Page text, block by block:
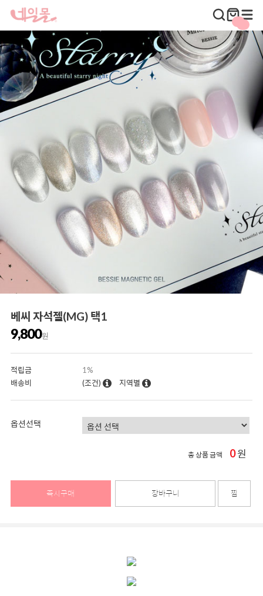
베씨 자석젤(MG) 택1
9,800원
적립금
1%
배송비
(조건) 지역별
옵션선택
총 상품 금액 0원
즉시구매 장바구니 찜